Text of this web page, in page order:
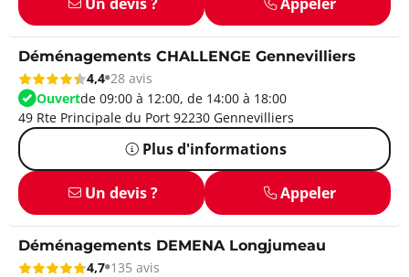
Déménagements CHALLENGE Gennevilliers
4,4 28 avis
Ouvertde 09:00 à 12:00, de 14:00 à 18:00
49 Rte Principale du Port 92230 Gennevilliers
Plus d'informations
Un devis ? Appeler
Déménagements DEMENA Longjumeau
4,7 135 avis